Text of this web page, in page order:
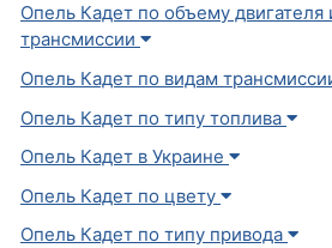
Опель Кадет по объему двигателя
трансмиссии
Опель Кадет по видам
Опель Кадет по типу топлива
Опель Кадет в Украине
Опель Кадет по цвету
Опель Кадет по типу привода